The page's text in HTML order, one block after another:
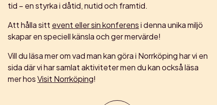
tid – en styrka i dåtid, nutid och framtid.
Att hålla sitt event eller sin konferensi denna unika miljö
skapar en speciell känsla och ger mervärde!
Vill du läsa mer om vad man kan göra i Norrköping har vi en
sida där vi har samlat aktiviteter men du kan också läsa
mer hosVisit Norrköping!